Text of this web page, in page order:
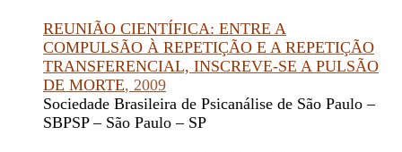
REUNIÃO CIENTÍFICA: ENTRE A
COMPULSÃO À REPETIÇÃO E A REPETIÇÃO
TRANSFERENCIAL, INSCREVE-SE A PULSÃO
DE MORTE, 2009
Sociedade Brasileira de Psicanálise de São Paulo –
SBPSP – São Paulo – SP